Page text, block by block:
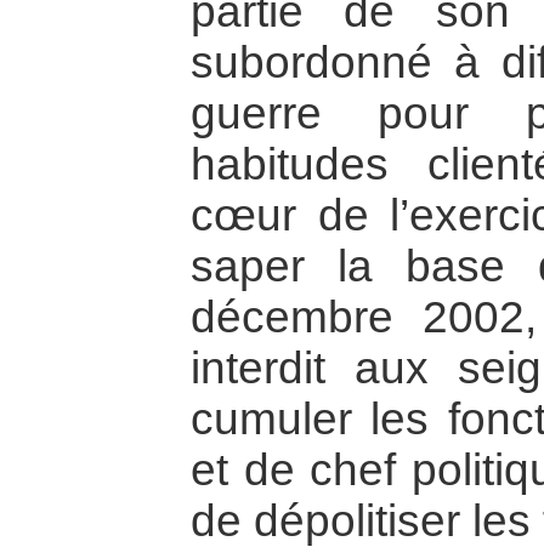
partie de son
subordonné à
guerre pour
habitudes
cœur de
saper la base
décembre
interdit aux
cumuler les
et de chef
de dépolitiser